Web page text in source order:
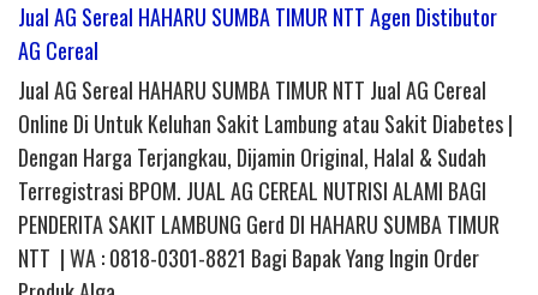
Jual AG Sereal HAHARU SUMBA TIMUR NTT Agen Distibutor
AG Cereal
Jual AG Sereal HAHARU SUMBA TIMUR NTT Jual AG Cereal
Online Di Untuk Keluhan Sakit Lambung atau Sakit Diabetes |
Dengan Harga Terjangkau, Dijamin Original, Halal & Sudah
Terregistrasi BPOM. JUAL AG CEREAL NUTRISI ALAMI BAGI
PENDERITA SAKIT LAMBUNG Gerd DI HAHARU SUMBA TIMUR
NTT | WA : 0818-0301-8821 Bagi Bapak Yang Ingin Order